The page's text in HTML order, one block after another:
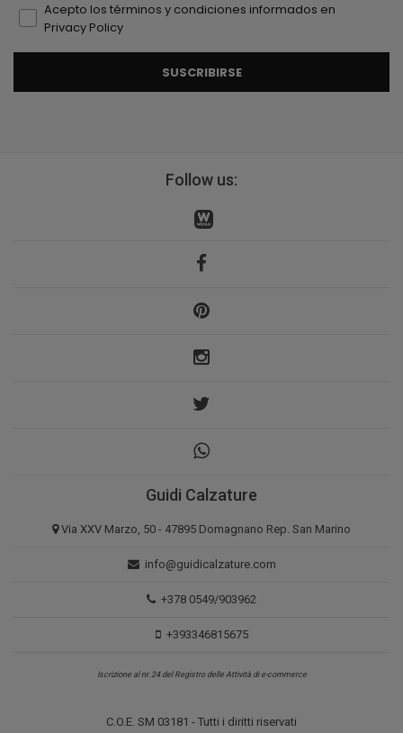
Acepto los términos y condiciones informados en
Privacy Policy
SUSCRIBIRSE
Follow us:
Guidi Calzature
Via XXV Marzo, 50 - 47895 Domagnano Rep. San Marino
info@guidicalzature.com
+378 0549/903962
+393346815675
Iscrizione al nr. 24 del Registro delle Attività di e-commerce
C.O.E. SM 03181 - Tutti i diritti riservati